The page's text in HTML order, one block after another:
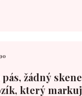
žádný
který